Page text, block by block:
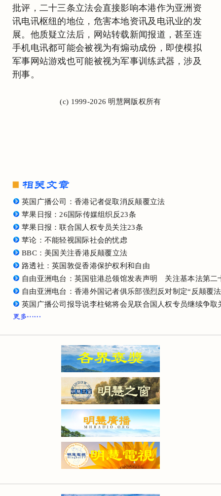
批评，二十三条立法会直接影响本港作为亚洲资
讯电讯枢纽的地位，危害本地资讯及电讯业的发
展。他质疑立法后，网站转载新闻报道，甚至连
手机电讯都可能会被视为有煽动成份，即使模拟
军事网站游戏也可能被视为军事训练武器，涉及
刑事。
(c) 1999-2026 明慧网版权所有
英国广播公司：香港记者促取消反颠覆立法
苹果日报：26国际传媒组织反23条
苹果日报：联合国人权专员关注23条
苹论：不能轻视国际社会的忧虑
BBC：美国关注香港反颠覆立法
路透社：英国敦促香港保护权利和自由
自由亚洲电台：英国驻港总领馆发表声明 关注基本法第二
自由亚洲电台：香港外国记者俱乐部强烈反对制定“反颠覆
英国广播公司报导说李柱铭将会见联合国人权专员继续争取